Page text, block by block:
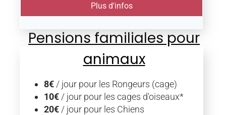
Pensions familiales pour
animaux
8€ / jour pour les Rongeurs (cage)
10€ / jour pour les cages d'oiseaux*
20€ / jour pour les Chiens
Plus d'infos